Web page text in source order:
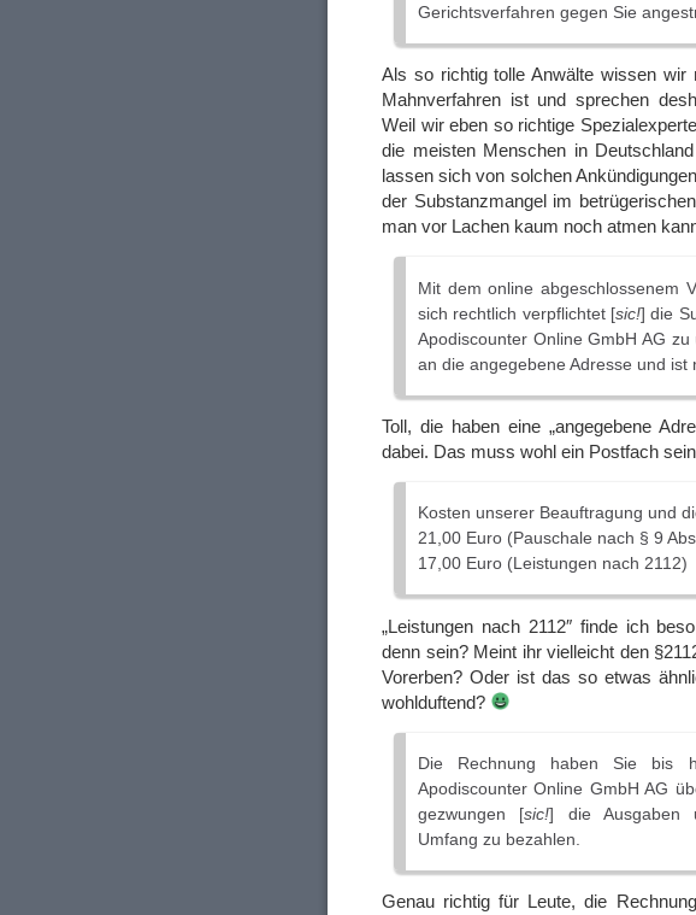
Gerichtsverfahren gegen Sie
Als so richtig tolle Anwälte wissen wir
Mahnverfahren ist und sprechen
Weil wir eben so richtige
die meisten Menschen in
lassen sich von solchen
der Substanzmangel im
man vor Lachen kaum noch atmen
Mit dem online abgeschlossenem
sich rechtlich verpflichtet [sic!] die
Apodiscounter Online GmbH AG
an die angegebene Adresse und ist
Toll, die haben eine „angegebene
dabei. Das muss wohl ein Postfach
Kosten unserer Beauftragung und
21,00 Euro (Pauschale nach § 9
17,00 Euro (Leistungen nach 2112)
„Leistungen nach 2112″ finde ich
denn sein? Meint ihr vielleicht den
Vorerben? Oder ist das so etwas
wohlduftend?
Die Rechnung haben Sie bis
Apodiscounter Online GmbH AG
gezwungen [sic!] die Ausgaben
Umfang zu bezahlen.
Genau richtig für Leute, die